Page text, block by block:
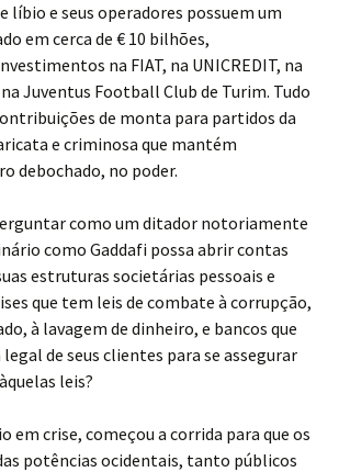
líbio e seus operadores possuem um
em cerca de € 10 bilhões,
na FIAT, na UNICREDIT, na
Juventus Football Club de Turim. Tudo
de monta para partidos da
e criminosa que mantém
debochado, no poder.
como um ditador notoriamente
como Gaddafi possa abrir contas
estruturas societárias pessoais e
que tem leis de combate à corrupção,
à lavagem de dinheiro, e bancos que
de seus clientes para se assegurar
leis?
em crise, começou a corrida para que os
potências ocidentais, tanto públicos